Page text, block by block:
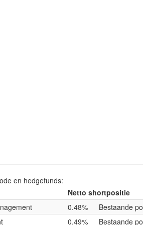
en hedgefunds:
Netto shortpositie
0.48%
Bestaande
0.49% Bestaande